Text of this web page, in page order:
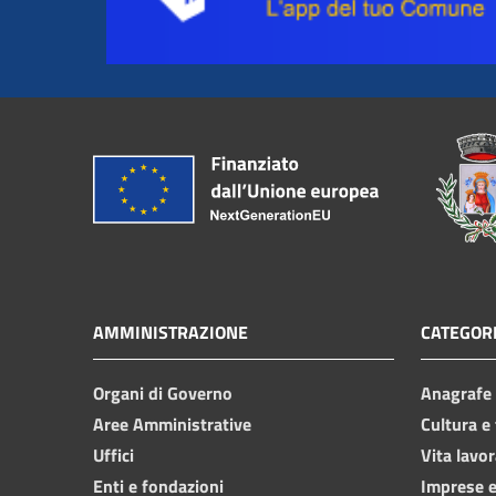
AMMINISTRAZIONE
Organi di Governo
Aree Amministrative
Uffici
Enti e fondazioni
Cultura
Vita
Imprese